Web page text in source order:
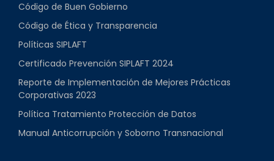
Código de Buen Gobierno
Código de Ética y Transparencia
Políticas SIPLAFT
Certificado Prevención SIPLAFT 2024
Reporte de Implementación de Mejores Prácticas
Corporativas 2023
Política Tratamiento Protección de Datos
Manual Anticorrupción y Soborno Transnacional